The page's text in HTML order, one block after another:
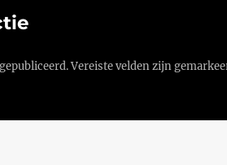
Vereiste velden zijn